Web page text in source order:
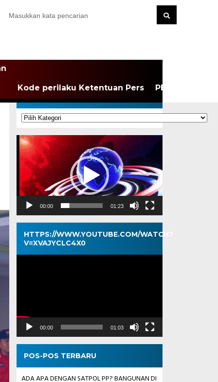
Kode perilaku Ketentuan Pers PEDOMAN
KATEGORI
Kategori
Pemutar
Video
00:00 01:23
HTTPS://WWW.YOUTUBE.COM/WATCH?
V=XVAJYCLC4X0
Pemutar
00:00 01:03
POS-POS TERBARU
ADA APA DENGAN SATPOL PP? BANGUNAN DI